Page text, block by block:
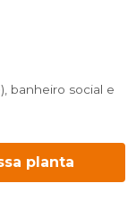
banheiro social e
planta